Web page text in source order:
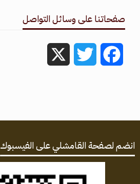
صفحاتنا على وسائل التواصل
Facebook
Twitter
انضم لصفحة القامشلي على الفيسبوك